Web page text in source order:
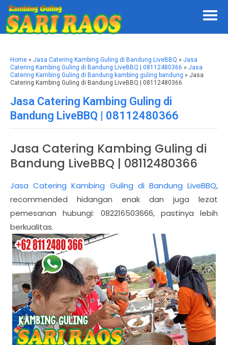
Home » Jasa Catering Kambing Guling di Bandung LiveBBQ » Jasa
Catering Kambing Guling di Bandung LiveBBQ | 08112480366 » Jasa
Catering Kambing Guling di Bandung.kambing guling bandung » Jasa
Catering Kambing Guling di Bandung LiveBBQ | 08112480366
Jasa Catering Kambing Guling di
Bandung LiveBBQ | 08112480366
Jasa Catering Kambing Guling di
Bandung LiveBBQ | 08112480366
Jasa Catering Kambing Guling di Bandung LiveBBQ,
recommended hidangan enak dan juga lezat
pemesanan hubungi: 082216503666, pastinya lebih
berkualitas.